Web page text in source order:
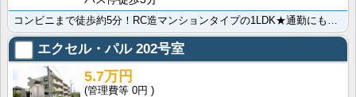
コンビニまで徒歩約5分！RC造マンションタイプの1LDK★通勤にも便利な環状線へのアクセス良好！忙し･･･
エクセル・パル202号室
5.7万円
0円